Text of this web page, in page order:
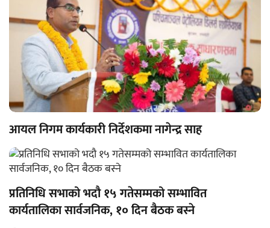
आयल निगम कार्यकारी निर्देशकमा नागेन्द्र साह
प्रतिनिधि सभाको भदौ १५ गतेसम्मको सम्भावित
कार्यतालिका सार्वजनिक, १० दिन बैठक बस्ने